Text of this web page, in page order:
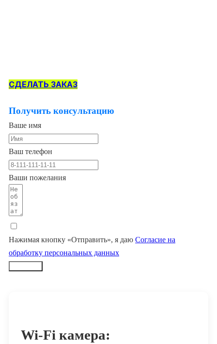
СДЕЛАТЬ ЗАКАЗ
Получить консультацию
Ваше имя
Ваш телефон
Ваши пожелания
Нажимая кнопку «Отправить», я даю Согласие на
обработку персональных данных
Wi-Fi камера: